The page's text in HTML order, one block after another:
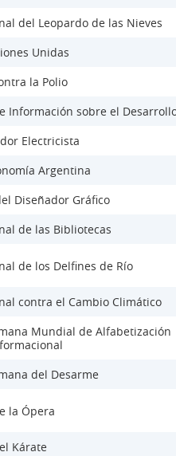
del Leopardo de las Nieves
Unidas
la Polio
Información sobre el
Electricista
Argentina
Diseñador Gráfico
de las Bibliotecas
de los Delfines de Río
contra el Cambio Climático
Mundial de Alfabetización
del Desarme
la Ópera
Kárate